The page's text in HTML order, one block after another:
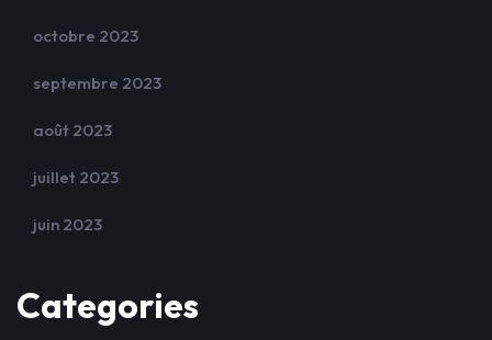
octobre 2023
septembre 2023
août 2023
juillet 2023
juin 2023
Categories